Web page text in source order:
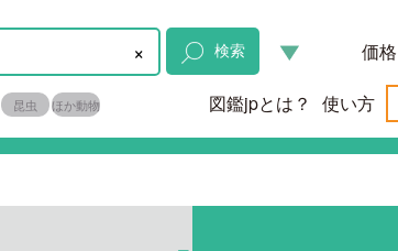
× 検索
昆虫 ほか動物
価格
図鑑jpとは？ 使い方